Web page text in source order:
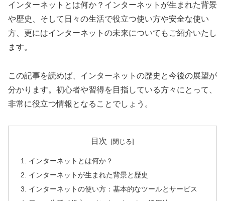
インターネットとは何か？インターネットが生まれた背景
や歴史、そして日々の生活で役立つ使い方や安全な使い
方、更にはインターネットの未来についてもご紹介いたし
ます。
この記事を読めば、インターネットの歴史と今後の展望が
分かります。初心者や習得を目指している方々にとって、
非常に役立つ情報となることでしょう。
目次
インターネットとは何か？
インターネットが生まれた背景と歴史
インターネットの使い方：基本的なツールとサービス